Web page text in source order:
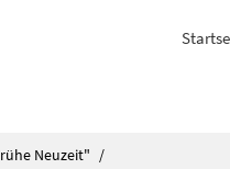
Neuzeit" /